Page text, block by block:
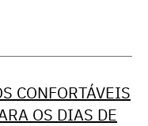
CONFORTÁVEIS
OS DIAS DE